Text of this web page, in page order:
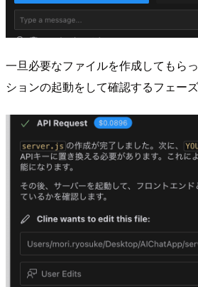
一旦必要なファイルを作成してもら
ションの起動をして確認するフェー